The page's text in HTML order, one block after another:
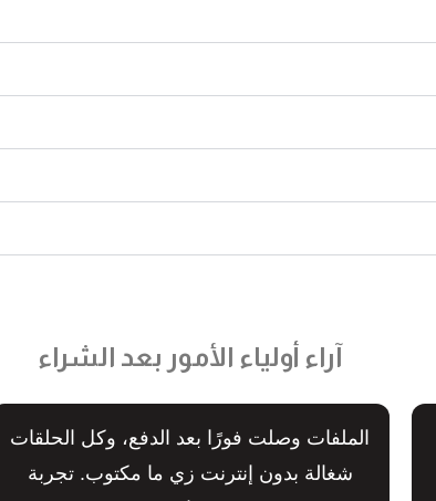
آراء أولياء الأمور بعد الشراء
الملفات وصلت فورًا بعد الدفع، وكل الحلقات
شغالة بدون إنترنت زي ما مكتوب. تجربة